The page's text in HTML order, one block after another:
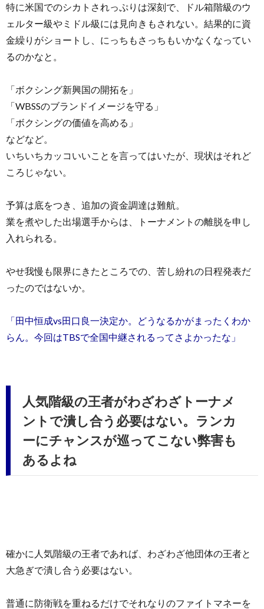
特に米国でのシカトされっぷりは深刻で、ドル箱階級のウ
ェルター級やミドル級には見向きもされない。結果的に資
金繰りがショートし、にっちもさっちもいかなくなってい
るのかなと。
「ボクシング新興国の開拓を」
「WBSSのブランドイメージを守る」
「ボクシングの価値を高める」
などなど。
いちいちカッコいいことを言ってはいたが、現状はそれど
ころじゃない。
予算は底をつき、追加の資金調達は難航。
業を煮やした出場選手からは、トーナメントの離脱を申し
入れられる。
やせ我慢も限界にきたところでの、苦し紛れの日程発表だ
ったのではないか。
「田中恒成vs田口良一決定か。どうなるかがまったくわか
らん。今回はTBSで全国中継されるってさよかったな」
人気階級の王者がわざわざトーナメ
ントで潰し合う必要はない。ランカ
ーにチャンスが巡ってこない弊害も
あるよね
確かに人気階級の王者であれば、わざわざ他団体の王者と
大急ぎで潰し合う必要はない。
普通に防衛戦を重ねるだけでそれなりのファイトマネーを